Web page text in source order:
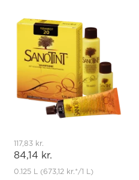
117,83 kr.
84,14 kr.
0.125 L (673,12 kr.*/1 L)